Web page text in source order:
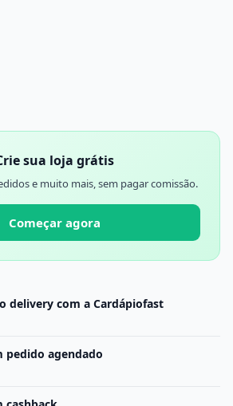
sua loja grátis
e muito mais, sem pagar comissão.
Começar agora
delivery com a Cardápiofast
pedido agendado